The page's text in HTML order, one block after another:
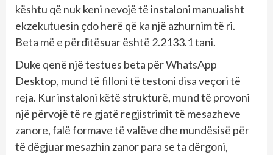
kështu që nuk keni nevojë të instaloni manualisht
ekzekutuesin çdo herë që ka një azhurnim të ri.
Beta më e përditësuar është 2.2133.1 tani.
Duke qenë një testues beta për WhatsApp
Desktop, mund të filloni të testoni disa veçori të
reja. Kur instaloni këtë strukturë, mund të provoni
një përvojë të re gjatë regjistrimit të mesazheve
zanore, falë formave të valëve dhe mundësisë për
të dëgjuar mesazhin zanor para se ta dërgoni,